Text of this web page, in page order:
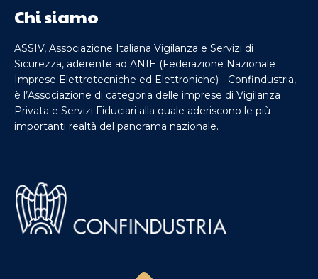
Chi siamo
ASSIV, Associazione Italiana Vigilanza e Servizi di
Sicurezza, aderente ad ANIE (Federazione Nazionale
Imprese Elettrotecniche ed Elettroniche) - Confindustria,
è l’Associazione di categoria delle imprese di Vigilanza
Privata e Servizi Fiduciari alla quale aderiscono le più
importanti realtà del panorama nazionale.